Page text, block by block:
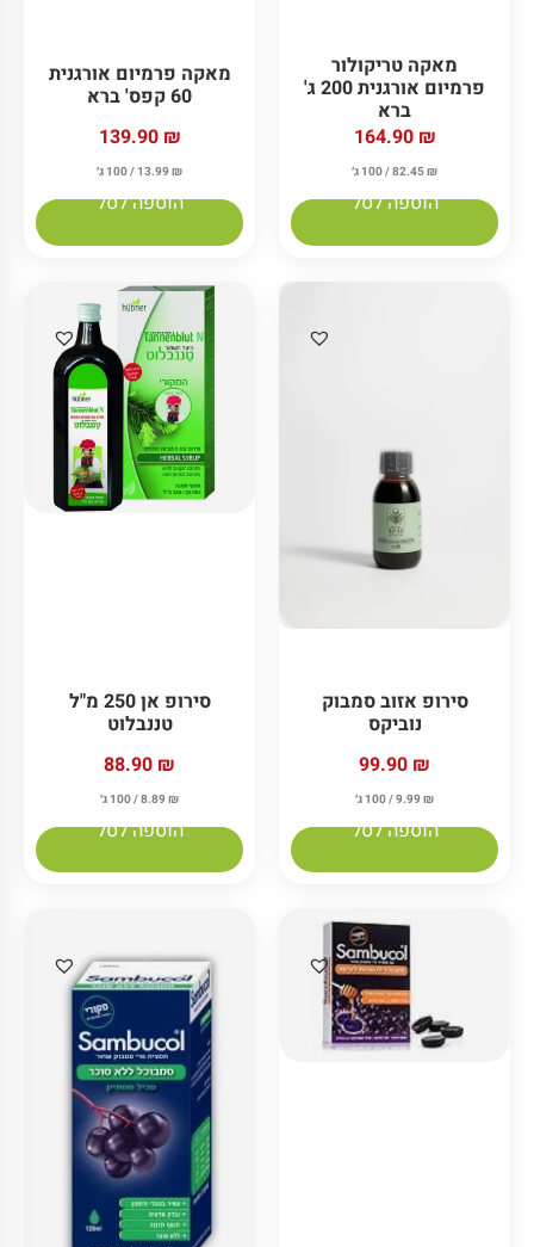
מאקה טריקולור
פרמיום אורגנית 200 ג'
ברא
164.90 ₪
82.45₪ / 100 ג׳
הוספה לסל
מאקה פרמיום אורגנית
60 קפס' ברא
139.90 ₪
13.99 ₪ / 100 ג׳
הוספה לסל
סירופ אזוב סמבוק
נוביקס
99.90 ₪
9.99 ₪ / 100 ג׳
הוספה לסל
סירופ אן 250 מ"ל
טננבלוט
88.90 ₪
8.89 ₪ / 100 ג׳
הוספה לסל